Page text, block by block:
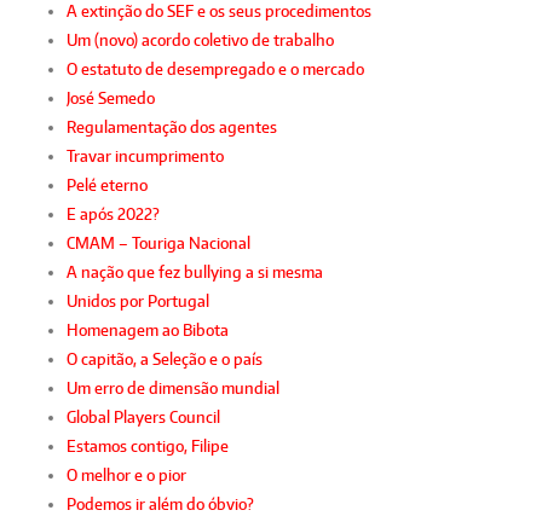
A extinção do SEF e os seus procedimentos
Um (novo) acordo coletivo de trabalho
O estatuto de desempregado e o mercado
José Semedo
Regulamentação dos agentes
Travar incumprimento
Pelé eterno
E após 2022?
CMAM – Touriga Nacional
A nação que fez bullying a si mesma
Unidos por Portugal
Homenagem ao Bibota
O capitão, a Seleção e o país
Um erro de dimensão mundial
Global Players Council
Estamos contigo, Filipe
O melhor e o pior
Podemos ir além do óbvio?